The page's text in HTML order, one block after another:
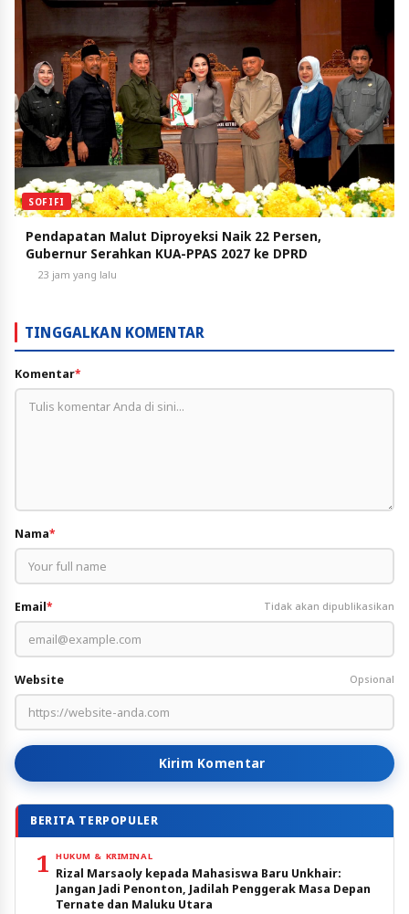
SOFIFI
Pendapatan Malut Diproyeksi Naik 22 Persen,
Gubernur Serahkan KUA-PPAS 2027 ke DPRD
23 jam yang lalu
TINGGALKAN KOMENTAR
Komentar*
Nama*
Email* Tidak akan dipublikasikan
Website Opsional
Kirim Komentar
BERITA TERPOPULER
1 HUKUM & KRIMINAL
Rizal Marsaoly kepada Mahasiswa Baru Unkhair:
Jangan Jadi Penonton, Jadilah Penggerak Masa Depan
Ternate dan Maluku Utara